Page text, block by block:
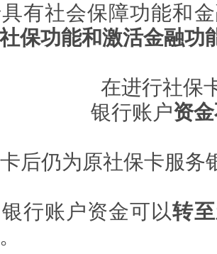
有社会保障功能和
保功能和激活金融功
在进行社保
银行账户资
后仍为原社保卡服务
行账户资金可以转